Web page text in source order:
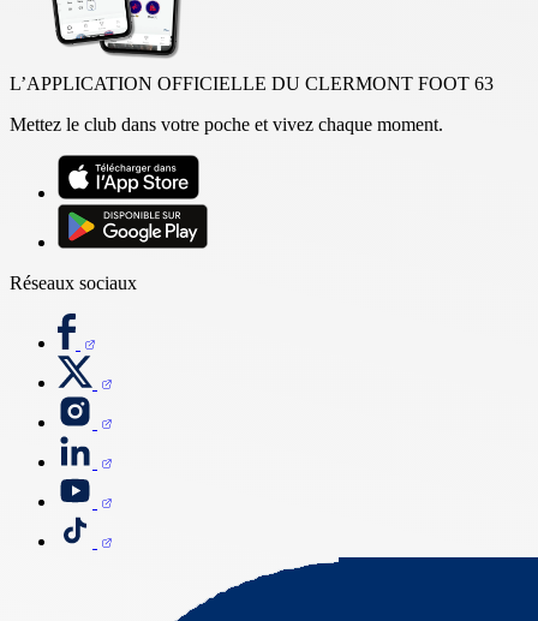
L’APPLICATION OFFICIELLE DU CLERMONT FOOT 63
Mettez le club dans votre poche et vivez chaque moment.
Réseaux sociaux